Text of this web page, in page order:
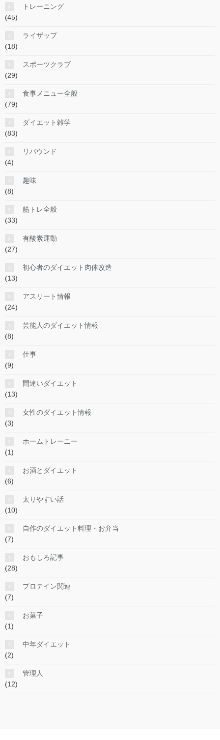
トレーニング
(45)
ライザップ
(18)
スポーツクラブ
(29)
食事メニュー全般
(79)
ダイエット雑学
(83)
リバウンド
(4)
趣味
(8)
筋トレ全般
(33)
有酸素運動
(27)
初心者のダイエット肉体改造
(13)
アスリート情報
(24)
芸能人のダイエット情報
(8)
仕事
(9)
間違いダイエット
(13)
女性のダイエット情報
(3)
ホームトレーニー
(1)
お酒とダイエット
(6)
太りやすい話
(10)
自作のダイエット料理・お弁当
(7)
おもしろ記事
(28)
プロテイン関連
(7)
お菓子
(1)
中年ダイエット
(2)
管理人
(12)